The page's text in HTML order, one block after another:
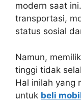
modern saat
transportasi,
status sosial
Namun,
tinggi tidak
Hal inilah yang
untuk beli